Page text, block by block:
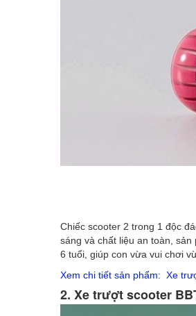
Chiếc scooter 2 trong 1 độc
sáng và chất liệu an toàn,
6 tuổi, giúp con vừa vui chơi
Xem chi tiết sản phẩm: Xe
2. Xe trượt scooter